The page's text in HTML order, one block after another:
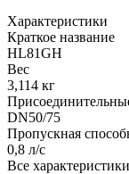
Характеристики
Краткое название
HL81GH
Вес
3,114 кг
DN50/75
Пропускная
0,8 л/с
Все характеристики